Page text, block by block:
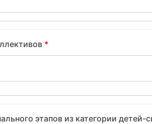
*
этапов из категории